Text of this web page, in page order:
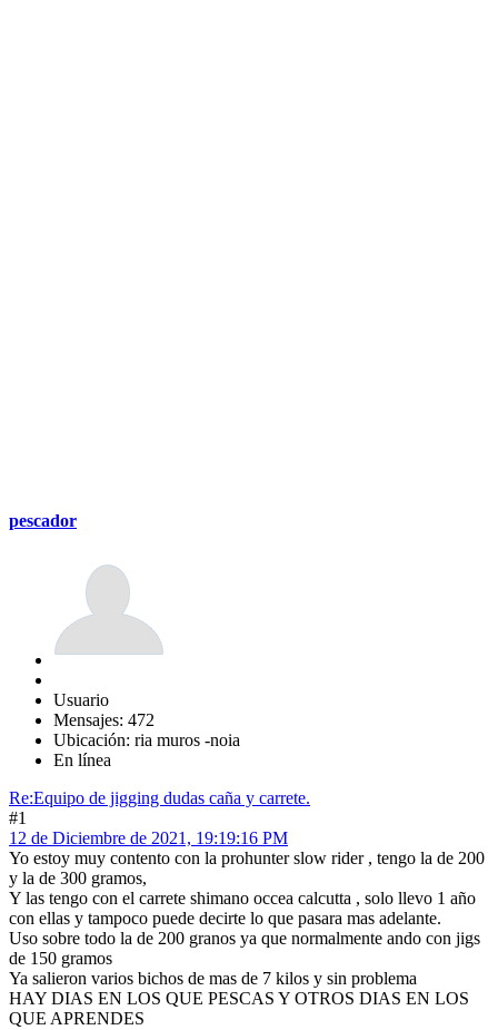
pescador
Usuario
Mensajes: 472
Ubicación: ria muros -noia
En línea
Re:Equipo de jigging dudas caña y carrete.
#1
12 de Diciembre de 2021, 19:19:16 PM
Yo estoy muy contento con la prohunter slow rider , tengo la de 200
y la de 300 gramos,
Y las tengo con el carrete shimano occea calcutta , solo llevo 1 año
con ellas y tampoco puede decirte lo que pasara mas adelante.
Uso sobre todo la de 200 granos ya que normalmente ando con jigs
de 150 gramos
Ya salieron varios bichos de mas de 7 kilos y sin problema
HAY DIAS EN LOS QUE PESCAS Y OTROS DIAS EN LOS
QUE APRENDES